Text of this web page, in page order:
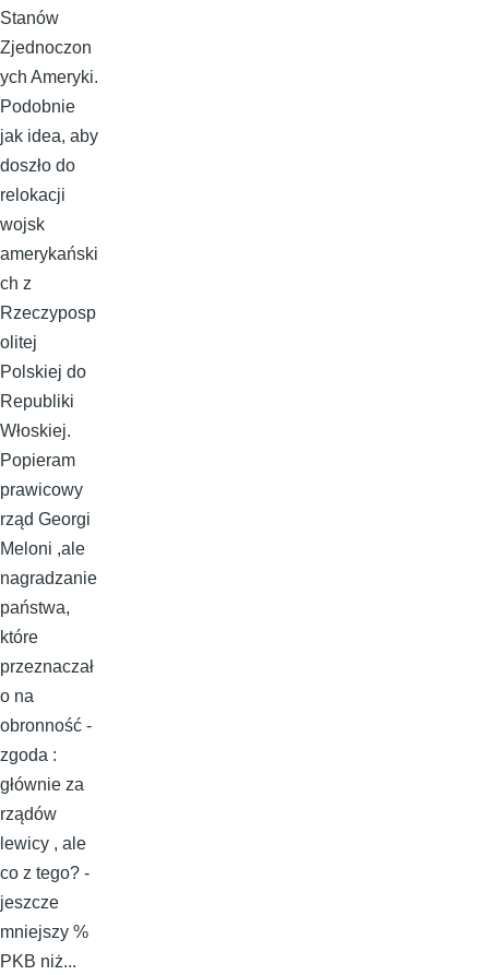
Stanów
Zjednoczon
ych Ameryki.
Podobnie
jak idea, aby
doszło do
relokacji
wojsk
amerykański
ch z
Rzeczyposp
olitej
Polskiej do
Republiki
Włoskiej.
Popieram
prawicowy
rząd Georgi
Meloni ,ale
nagradzanie
państwa,
które
przeznaczał
o na
obronność -
zgoda :
głównie za
rządów
lewicy , ale
co z tego? -
jeszcze
mniejszy %
PKB niż...